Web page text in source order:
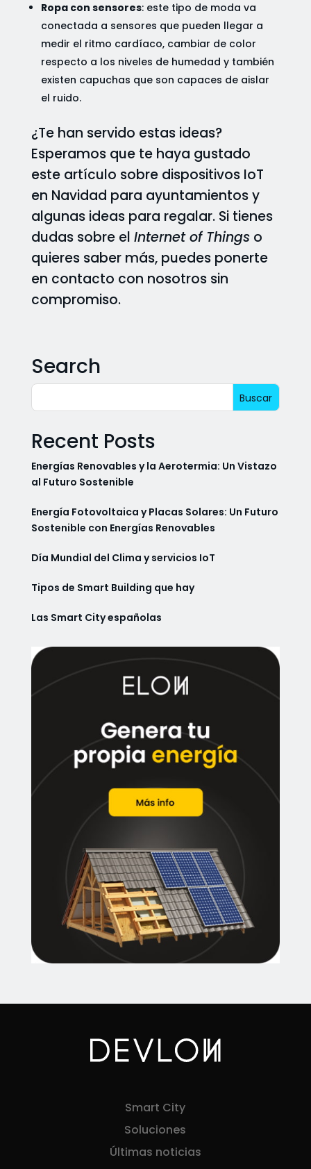
Ropa con sensores: este tipo de moda va
conectada a sensores que pueden llegar a
medir el ritmo cardíaco, cambiar de color
respecto a los niveles de humedad y también
existen capuchas que son capaces de aislar
el ruido.
¿Te han servido estas ideas?
Esperamos que te haya gustado
este artículo sobre dispositivos IoT
en Navidad para ayuntamientos y
algunas ideas para regalar. Si tienes
dudas sobre el Internet of Thingso
quieres saber más, puedes ponerte
en contacto con nosotros sin
compromiso.
Search
Recent Posts
Energías Renovables y la Aerotermia: Un Vistazo
al Futuro Sostenible
Energía Fotovoltaica y Placas Solares: Un Futuro
Sostenible con Energías Renovables
Día Mundial del Clima y servicios IoT
Tipos de Smart Building que hay
Las Smart City españolas
Smart City
Soluciones
Últimas noticias